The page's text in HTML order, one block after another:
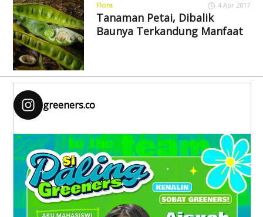
Flora 4 Apr 2017
Tanaman Petai, Dibalik
Baunya Terkandung Manfaat
greeners.co